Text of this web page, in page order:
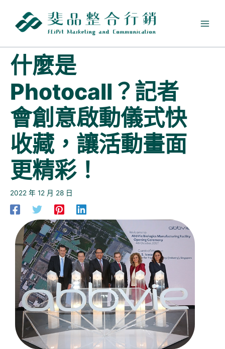
內
什麼是
Photocall？記者
會創意啟動儀式快
收藏，讓活動畫面
更精彩！
2022 年 12 月 28 日